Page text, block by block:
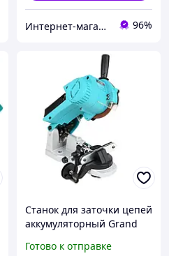
Интернет-магазин "Little Sam" 96%
Станок для заточки цепей
аккумуляторный Grand
подсветка, без АКБ и ЗУ
Готово к отправке